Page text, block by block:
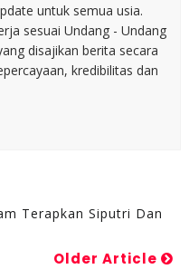
untuk semua usia.
sesuai Undang - Undang
disajikan berita secara
kredibilitas dan
Terapkan Siputri Dan
Older Article